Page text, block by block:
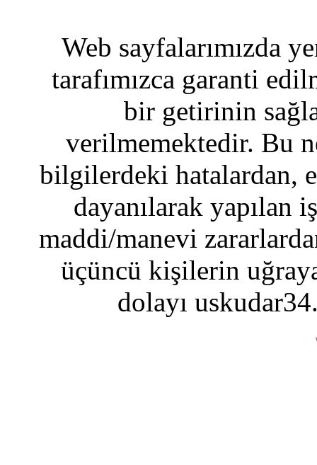
Web sayfalarımızda
tarafımızca garanti
bir getirinin
verilmemektedir. Bu
bilgilerdeki hatalardan,
dayanılarak yapılan
maddi/manevi
üçüncü kişilerin
dolayı